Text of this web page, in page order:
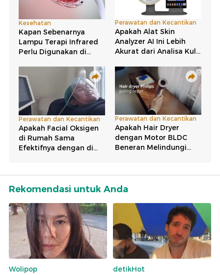
Rekomendasi untuk Anda
Wolipop
detikHot